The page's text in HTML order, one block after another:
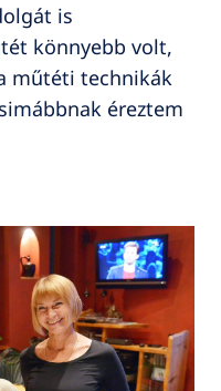
is
könnyebb volt,
műtéti technikák
éreztem